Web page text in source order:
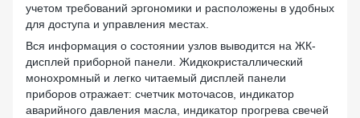
учетом требований эргономики и расположены в удобных
для доступа и управления местах.
Вся информация о состоянии узлов выводится на ЖК-
дисплей приборной панели. Жидкокристаллический
монохромный и легко читаемый дисплей панели
приборов отражает: счетчик моточасов, индикатор
аварийного давления масла, индикатор прогрева свечей